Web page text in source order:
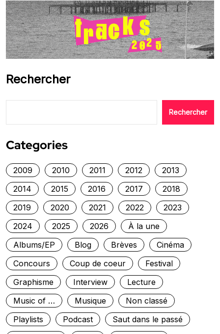
Rechercher
Rechercher
Categories
2009 2010 2011 2012
2013
2014
2015 2016 2017
2018
2019
2020 2021 2022
2023
2024
2025 2026
À la une
Albums/EP
Blog Brèves
Cinéma
Concours
Coup de coeur
Festival
Graphisme
Interview
Lecture
Music of …
Musique
Non classé
Playlists
Podcast
Saut dans le passé